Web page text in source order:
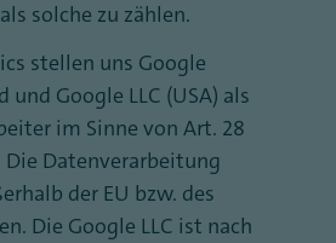
solche zu zählen.
stellen uns Google
Google LLC (USA) als
im Sinne von Art. 28
Die Datenverarbeitung
der EU bzw. des
Die Google LLC ist nach